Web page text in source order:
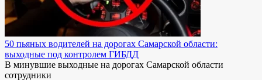
50 пьяных водителей на дорогах Самарской области:
выходные под контролем ГИБДД
В минувшие выходные на дорогах Самарской области
сотрудники